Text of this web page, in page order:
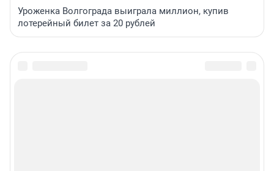
Уроженка Волгограда выиграла миллион, купив
лотерейный билет за 20 рублей